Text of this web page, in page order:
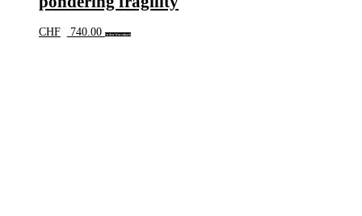
CHF 740.00 In den Warenkorb